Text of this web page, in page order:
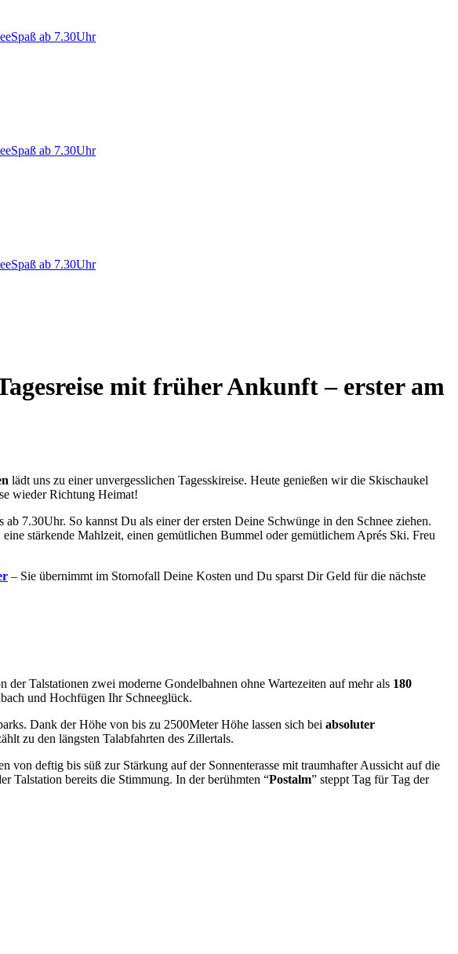
mit früher Ankunft – erster am
lädt uns zu einer unvergesslichen Tagesskireise. Heute genießen wir die Skischaukel
wieder Richtung Heimat!
7.30Uhr. So kannst Du als einer der ersten Deine Schwünge in den Schnee ziehen.
stärkende Mahlzeit, einen gemütlichen Bummel oder gemütlichem Aprés Ski. Freu
– Sie übernimmt im Stornofall Deine Kosten und Du sparst Dir Geld für die nächste
der Talstationen zwei moderne Gondelbahnen ohne Wartezeiten auf mehr als 180
und Hochfügen Ihr Schneeglück.
Dank der Höhe von bis zu 2500Meter Höhe lassen sich bei absoluter
zu den längsten Talabfahrten des Zillertals.
von deftig bis süß zur Stärkung auf der Sonnenterasse mit traumhafter Aussicht auf die
Talstation bereits die Stimmung. In der berühmten “Postalm” steppt Tag für Tag der